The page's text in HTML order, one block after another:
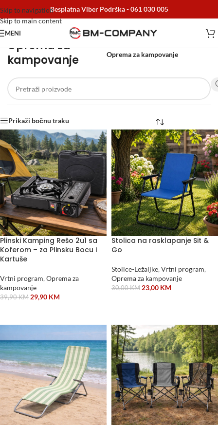
Skip to navigation
Skip to main content
Besplatna Viber Podrška -061 030 005
MENI
Oprema za
kampovanje
Oprema za kampovanje
Prikaži bočnu traku
Plinski Kamping Rešo 2u1 sa
Koferom – za Plinsku Bocu i
Kartuše
Vrtni program, Oprema za
kampovanje
39,90KM 29,90 KM
Stolica na rasklapanje Sit &
Go
Stolice-Ležaljke, Vrtni program,
Oprema za kampovanje
30,00KM 23,00 KM